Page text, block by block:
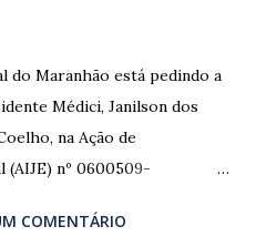
Maranhão está pedindo a
Médici, Janilson dos
na Ação de
(AIJE) nº 0600509-
movida pela Coligação
COMENTÁRIO